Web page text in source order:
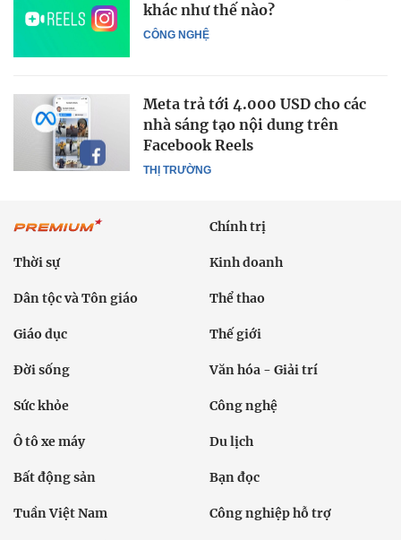
CÔNG NGHỆ
khác như thế nào?
THỊ TRƯỜNG
Meta trả tới 4.000 USD cho các
nhà sáng tạo nội dung trên
Facebook Reels
Chính trị
Thời sự Kinh doanh
Dân tộc và Tôn giáo Thể thao
Giáo dục Thế giới
Đời sống Văn hóa - Giải trí
Sức khỏe Công nghệ
Ô tô xe máy Du lịch
Bất động sản Bạn đọc
Tuần Việt Nam Công nghiệp hỗ trợ